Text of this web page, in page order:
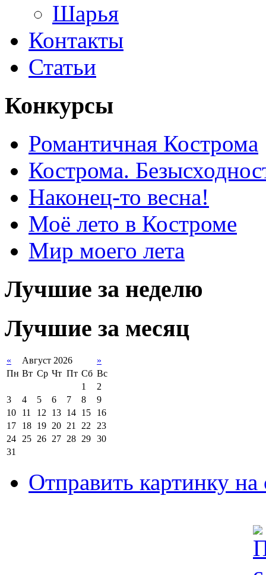
Шарья
Контакты
Статьи
Конкурсы
Романтичная Кострома
Кострома.
Наконец-то весна!
Моё лето в Костроме
Мир моего лета
Лучшие за неделю
Лучшие за месяц
« Август 2026
»
Пн Вт Ср Чт Пт Сб Вс
1
2
3
4 5 6 7 8
9
10
11 12 13 14 15
16
17
18 19 20 21 22
23
24
25 26 27 28 29 30
31
Отправить картинку на